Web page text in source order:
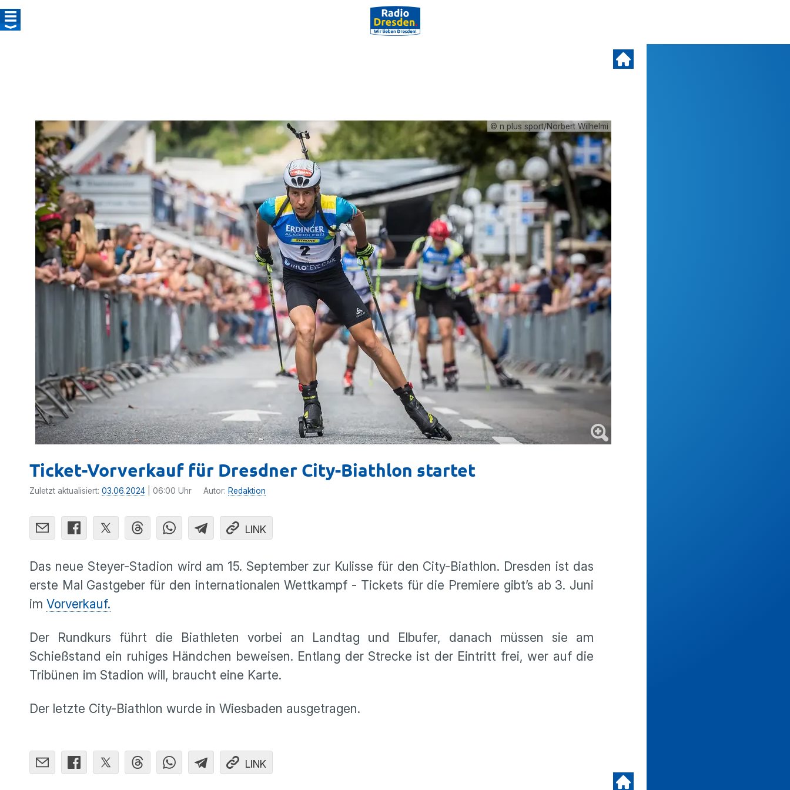
© n plus sport/Norbert Wilhelmi
Ticket-Vorverkauf für Dresdner City-Biathlon startet
Zuletzt aktualisiert: 03.06.2024 | 06:00 Uhr Autor: Redaktion
LINK
Das neue Steyer-Stadion wird am 15. September zur Kulisse für den City-Biathlon. Dresden ist das
erste Mal Gastgeber für den internationalen Wettkampf - Tickets für die Premiere gibt’s ab 3. Juni
im Vorverkauf.
Der Rundkurs führt die Biathleten vorbei an Landtag und Elbufer, danach müssen sie am
Schießstand ein ruhiges Händchen beweisen. Entlang der Strecke ist der Eintritt frei, wer auf die
Tribünen im Stadion will, braucht eine Karte.
Der letzte City-Biathlon wurde in Wiesbaden ausgetragen.
LINK